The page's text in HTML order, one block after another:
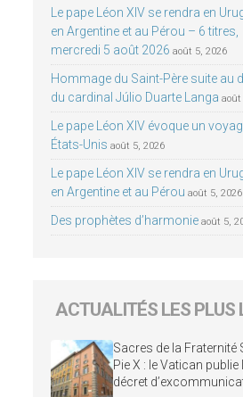
Le pape Léon XIV se rendra en
en Argentine et au Pérou – 6 titres,
mercredi 5 août 2026 août 5, 2026
Hommage du Saint-Père suite au
du cardinal Júlio Duarte Langa août
Le pape Léon XIV évoque un
États-Unis août 5, 2026
Le pape Léon XIV se rendra en
en Argentine et au Pérou août 5, 2026
Des prophètes d’harmonie août 5,
ACTUALITÉS LES PLUS
Sacres de la Fraternité
Pie X : le Vatican publie
décret